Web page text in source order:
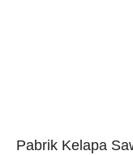
Pabrik Kelapa